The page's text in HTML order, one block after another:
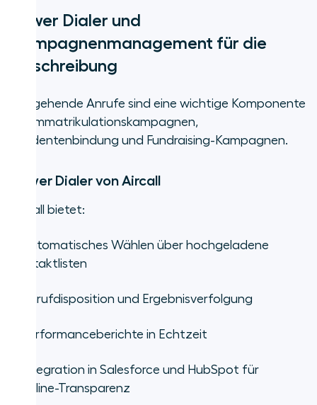
Power Dialer und
Kampagnenmanagement für die
Einschreibung
Ausgehende Anrufe sind eine wichtige Komponente
für Immatrikulationskampagnen,
Studentenbindung und Fundraising-Kampagnen.
Power Dialer von Aircall
Aircall bietet:
Automatisches Wählen über hochgeladene
Kontaktlisten
Anrufdisposition und Ergebnisverfolgung
Performanceberichte in Echtzeit
Integration in Salesforce und HubSpot für
Pipeline-Transparenz